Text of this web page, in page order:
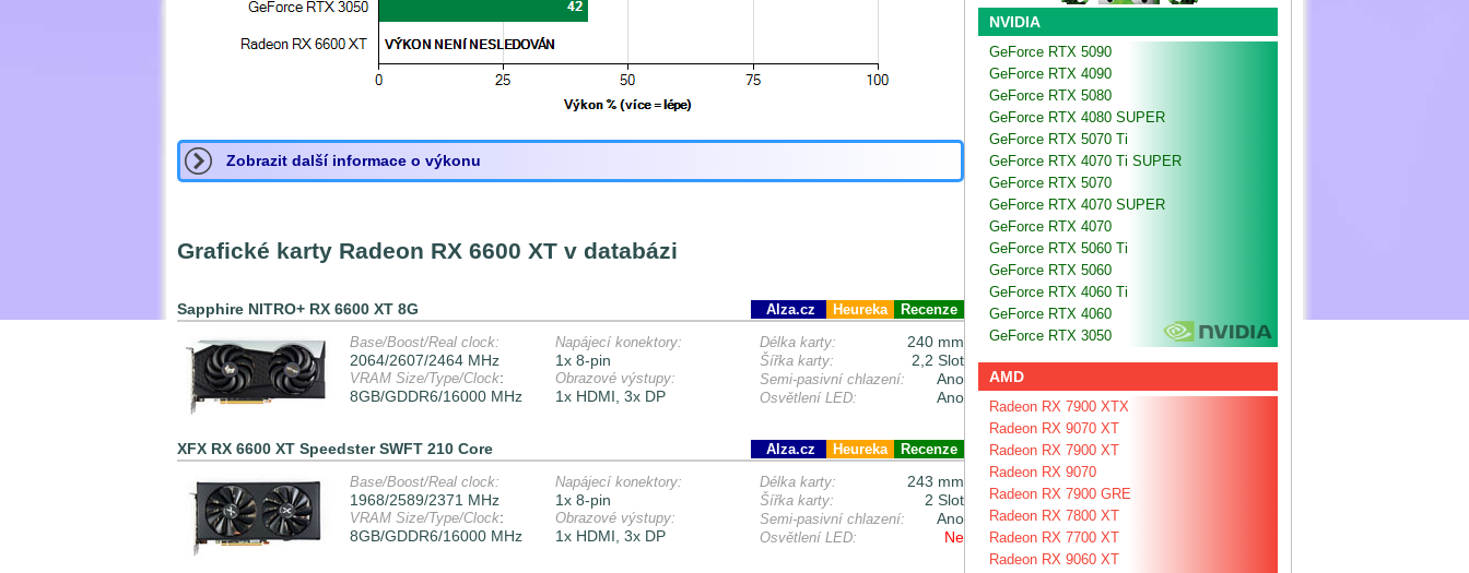
Zobrazit další informace o výkonu
Grafické karty Radeon RX 6600 XT v databázi
Sapphire NITRO+ RX 6600 XT 8G Recenze
Heureka
Alza.cz
Base/Boost/Real clock:
2064/2607/2464 MHz
VRAM Size/Type/Clock:
8GB/GDDR6/16000 MHz
Napájecí konektory:
1x 8-pin
Obrazové výstupy:
1x HDMI, 3x DP
Délka karty: 240 mm
Šířka karty: 2,2 Slot
Semi-pasivní chlazení: Ano
Osvětlení LED: Ano
XFX RX 6600 XT Speedster SWFT 210 Core Recenze
Heureka
Alza.cz
Base/Boost/Real clock:
1968/2589/2371 MHz
VRAM Size/Type/Clock:
8GB/GDDR6/16000 MHz
Napájecí konektory:
1x 8-pin
Obrazové výstupy:
1x HDMI, 3x DP
Délka karty: 243 mm
Šířka karty: 2 Slot
Semi-pasivní chlazení: Ano
Osvětlení LED: Ne
NVIDIA
GeForce RTX 5090
GeForce RTX 4090
GeForce RTX 5080
GeForce RTX 4080 SUPER
GeForce RTX 5070 Ti
GeForce RTX 4070 Ti SUPER
GeForce RTX 5070
GeForce RTX 4070 SUPER
GeForce RTX 4070
GeForce RTX 5060 Ti
GeForce RTX 5060
GeForce RTX 4060 Ti
GeForce RTX 4060
GeForce RTX 3050
AMD
Radeon RX 7900 XTX
Radeon RX 9070 XT
Radeon RX 7900 XT
Radeon RX 9070
Radeon RX 7900 GRE
Radeon RX 7800 XT
Radeon RX 7700 XT
Radeon RX 9060 XT